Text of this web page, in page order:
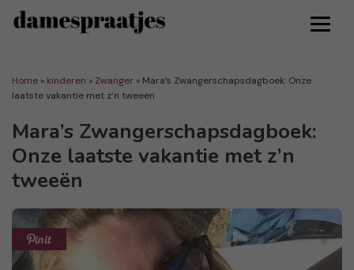
Home » kinderen » Zwanger » Mara’s Zwangerschapsdagboek: Onze
laatste vakantie met z’n tweeën
Mara’s Zwangerschapsdagboek:
Onze laatste vakantie met z’n
tweeën